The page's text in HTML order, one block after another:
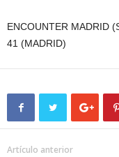
ENCOUNTER MADRID
41 (MADRID)
Artículo anterior